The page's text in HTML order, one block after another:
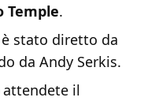
Temple.
stato diretto da
da Andy Serkis.
attendete il